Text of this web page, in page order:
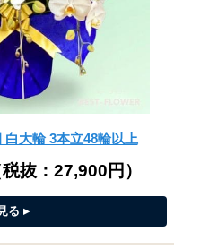
大輪 3本立48輪以上
税抜： 27,900円 ）